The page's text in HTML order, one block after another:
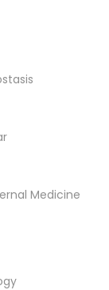
Medicine